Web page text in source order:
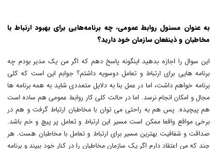
به عنوان مسئول روابط عمومی، چه برنامه‌هایی برای بهبود ارتباط با
مخاطبان و ذینفعان سازمان خود دارید؟
این سوال را اجازه بدهید اینگونه پاسخ دهم که اگر من یک مدیر بودم چه
برنامه هایی برای ارتباط و تعامل دوسویه داشتم؟ جوابم این است که کلی
برنامه خواهم داشت، اما در عمل بنا به دلایل متعددی شاید به همه برنامه ها
مجال و امکان انجام نرسد. اما در حالت کلی کار روابط عمومی هم ساده است
هم پیچیده. پس هم به راحتی می توان با مخاطبان ارتباط گرفت و هم در
برخی مواقع واقعا ممکن است مسیر این ارتباط و تعامل پر پیچ و خم باشد.
صداقت و شفافیت بهترین مسیر برای ارتباط و تعامل با مخاطبان هست. هر
چند که من اعتقاد دارم اگر یک سازمان مخاطبان را در کنار خود ببیند و برنامه